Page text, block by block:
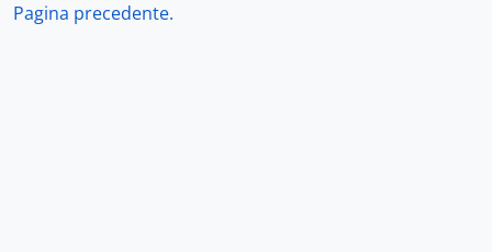
Pagina precedente.